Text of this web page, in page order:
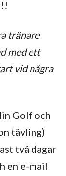
tränare
med ett
vid några
Golf och
tävling)
två dagar
en e-mail